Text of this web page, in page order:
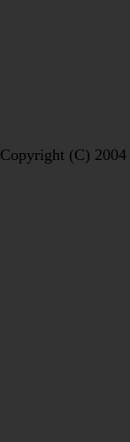
Copyright (C)